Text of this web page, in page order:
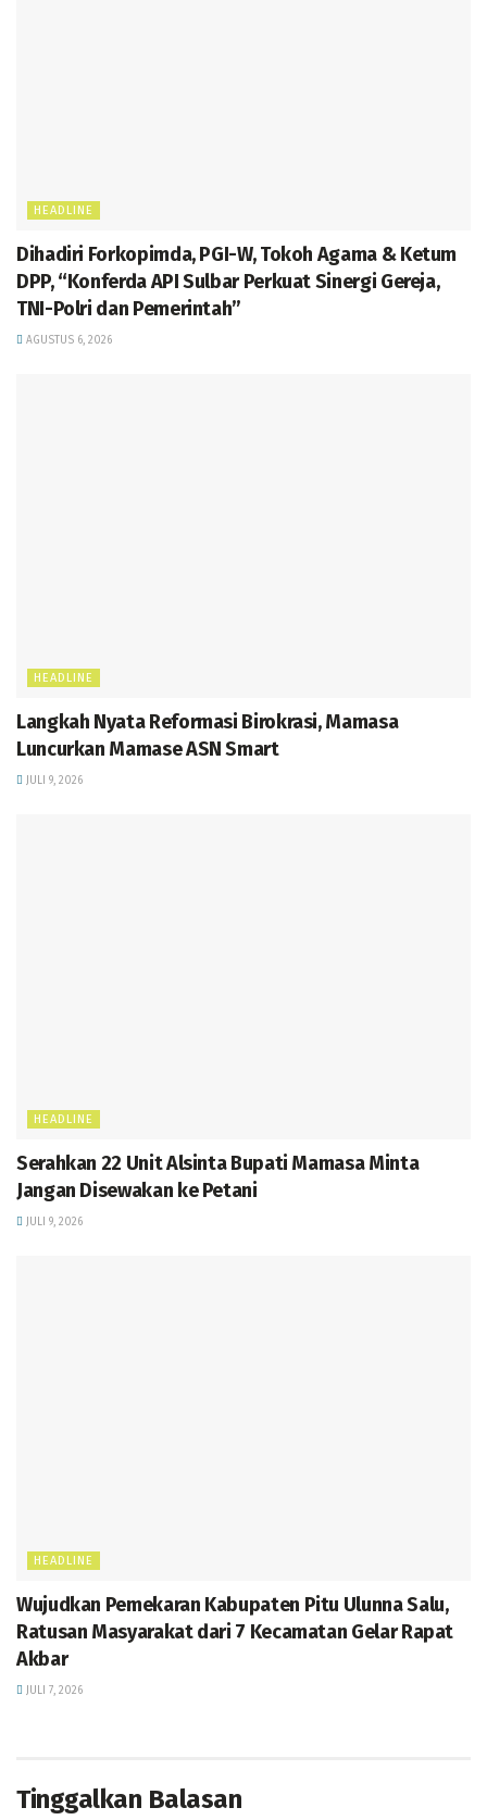
HEADLINE
Dihadiri Forkopimda, PGI-W, Tokoh Agama & Ketum
DPP, “Konferda API Sulbar Perkuat Sinergi Gereja,
TNI-Polri dan Pemerintah”
AGUSTUS 6, 2026
HEADLINE
Langkah Nyata Reformasi Birokrasi, Mamasa
Luncurkan Mamase ASN Smart
JULI 9, 2026
HEADLINE
Serahkan 22 Unit Alsinta Bupati Mamasa Minta
Jangan Disewakan ke Petani
JULI 9, 2026
HEADLINE
Wujudkan Pemekaran Kabupaten Pitu Ulunna Salu,
Ratusan Masyarakat dari 7 Kecamatan Gelar Rapat
Akbar
JULI 7, 2026
Tinggalkan Balasan